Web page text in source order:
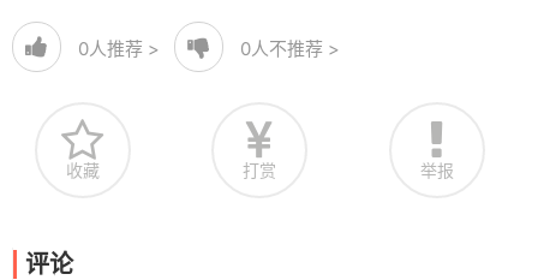
0人推荐 > 0人不推荐 >
收藏 打赏 举报
评论